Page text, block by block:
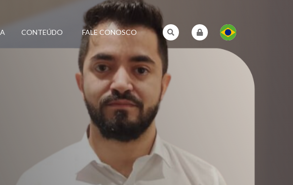
CONTEÚDO FALE CONOSCO